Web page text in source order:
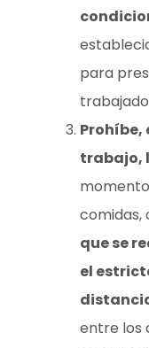
para
Prohíbe,
trabajo,
comidas,
que se
el
entre los